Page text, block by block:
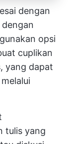
dengan
dengan
opsi
cuplikan
yang dapat
tulis yang